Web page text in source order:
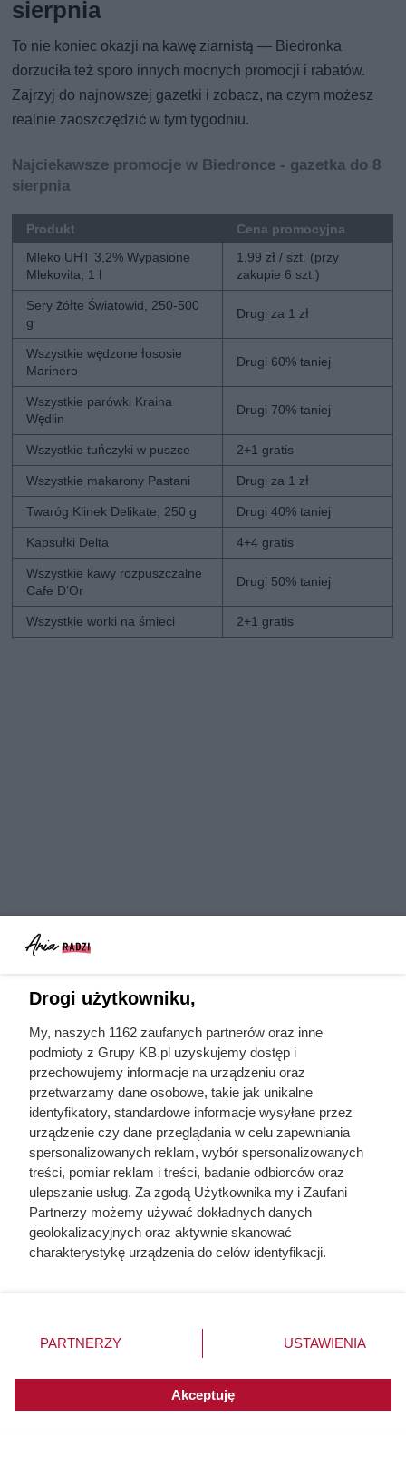
sierpnia
To nie koniec okazji na kawę ziarnistą — Biedronka
dorzuciła też sporo innych mocnych promocji i rabatów.
Zajrzyj do najnowszej gazetki i zobacz, na czym możesz
realnie zaoszczędzić w tym tygodniu.
Najciekawsze promocje w Biedronce - gazetka do 8
sierpnia
Produkt
Cena promocyjna
Mleko UHT 3,2% Wypasione
Mlekovita, 1 l
1,99 zł / szt. (przy
zakupie 6 szt.)
Sery żółte Światowid, 250-500
g
Drugi za 1 zł
Wszystkie wędzone łososie
Marinero
Drugi 60% taniej
Wszystkie parówki Kraina
Wędlin
Drugi 70% taniej
Wszystkie tuńczyki w puszce 2+1 gratis
Wszystkie makarony Pastani Drugi za 1 zł
Twaróg Klinek Delikate, 250 g Drugi 40% taniej
Kapsułki Delta 4+4 gratis
Wszystkie kawy rozpuszczalne
Cafe D’Or
Drugi 50% taniej
Wszystkie worki na śmieci 2+1 gratis
Wybrali najmodniejsze płytki sezonu. Już po kilku
miesiącach mieli ich dosyć
Klimatyzacja nie dawała rady, poddasze
Drogi użytkowniku,
My, naszych 1162 zaufanych partnerów oraz inne
podmioty z Grupy KB.pl uzyskujemy dostęp i
przechowujemy informacje na urządzeniu oraz
przetwarzamy dane osobowe, takie jak unikalne
identyfikatory, standardowe informacje wysyłane przez
urządzenie czy dane przeglądania w celu zapewniania
spersonalizowanych reklam, wybór spersonalizowanych
treści, pomiar reklam i treści, badanie odbiorców oraz
ulepszanie usług. Za zgodą Użytkownika my i Zaufani
Partnerzy możemy używać dokładnych danych
geolokalizacyjnych oraz aktywnie skanować
charakterystykę urządzenia do celów identyfikacji.
zmienić/wycofać klikając przycisk ustawień prywatności
znajdujący się w lewym dolnym rogu strony. Niektóre
użytkownika, ale masz prawo sprzeciwić się takiemu
przetwarzaniu. Preferencje będą miały zastosowania do
PARTNERZY USTAWIENIA
Akceptuję